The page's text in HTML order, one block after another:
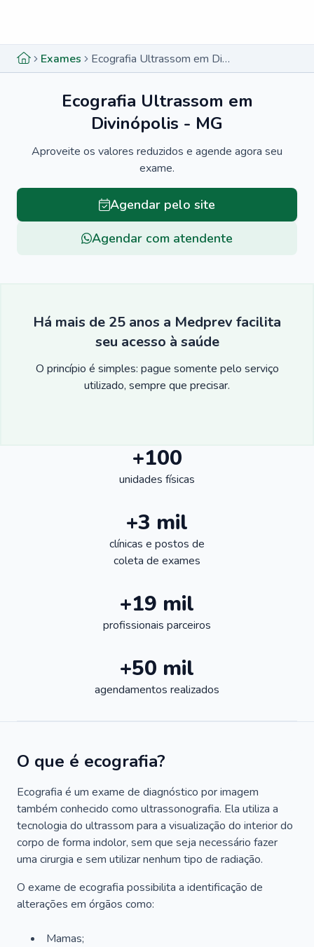
Exames Ecografia Ultrassom em Divinópolis - MG
Ecografia Ultrassom em
Divinópolis - MG
Aproveite os valores reduzidos e agende agora seu
exame.
Agendar pelo site
Agendar com atendente
Há mais de 25 anos a Medprev facilita
seu acesso à saúde
O princípio é simples: pague somente pelo serviço
utilizado, sempre que precisar.
+100
unidades físicas
+3 mil
clínicas e postos de
coleta de exames
+19 mil
profissionais parceiros
+50 mil
agendamentos realizados
O que é ecografia?
Ecografia é um exame de diagnóstico por imagem
também conhecido como ultrassonografia. Ela utiliza a
tecnologia do ultrassom para a visualização do interior do
corpo de forma indolor, sem que seja necessário fazer
uma cirurgia e sem utilizar nenhum tipo de radiação.
O exame de ecografia possibilita a identificação de
alterações em órgãos como:
Mamas;